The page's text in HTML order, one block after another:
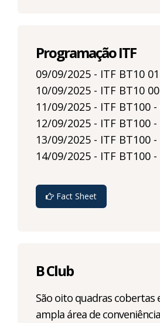
Programação ITF
09/09/2025 - ITF BT10
10/09/2025 - ITF BT10
11/09/2025 - ITF BT100
12/09/2025 - ITF BT100
13/09/2025 - ITF BT100
14/09/2025 - ITF BT100
Fact Sheet
B Club
São oito quadras cobertas
ampla área de